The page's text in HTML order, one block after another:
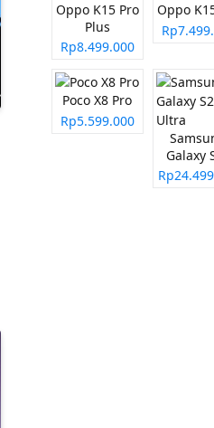
Oppo K15 Pro
Plus
Rp8.499.000
Oppo
Poco X8 Pro
Rp5.599.000
Galaxy
Ultra